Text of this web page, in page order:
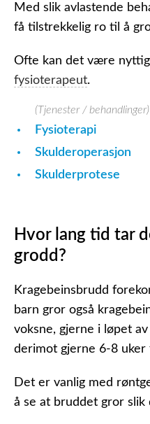
Med slik avlastende
få tilstrekkelig ro til å
Ofte kan det være
fysioterapeut.
(Tjenester / behandlinger)
Fysioterapi
Skulderoperasjon
Skulderprotese
Hvor lang tid tar
grodd?
Kragebeinsbrudd
barn gror også
voksne, gjerne i løpet
derimot gjerne 6-8
Det er vanlig med
å se at bruddet gror slik